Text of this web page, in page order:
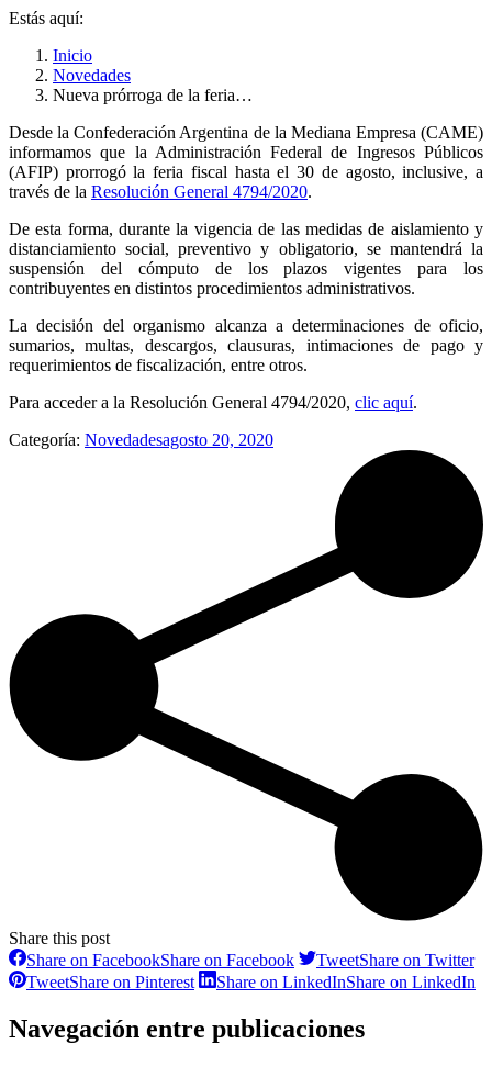
Estás aquí:
Inicio
Novedades
Nueva prórroga de la feria…
Desde la Confederación Argentina de la Mediana Empresa (CAME)
informamos que la Administración Federal de Ingresos Públicos
(AFIP) prorrogó la feria fiscal hasta el 30 de agosto, inclusive, a
través de la Resolución General 4794/2020.
De esta forma, durante la vigencia de las medidas de aislamiento y
distanciamiento social, preventivo y obligatorio, se mantendrá la
suspensión del cómputo de los plazos vigentes para los
contribuyentes en distintos procedimientos administrativos.
La decisión del organismo alcanza a determinaciones de oficio,
sumarios, multas, descargos, clausuras, intimaciones de pago y
requerimientos de fiscalización, entre otros.
Para acceder a la Resolución General 4794/2020, clic aquí.
Categoría: Novedadesagosto 20, 2020
Share this post
Share on FacebookShare on Facebook TweetShare on Twitter
TweetShare on Pinterest Share on LinkedInShare on LinkedIn
Navegación entre publicaciones